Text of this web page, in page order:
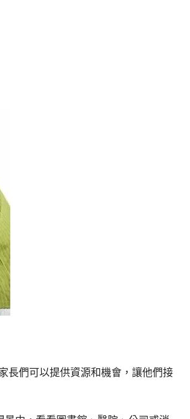
長們可以提供資源和機會，讓他們接